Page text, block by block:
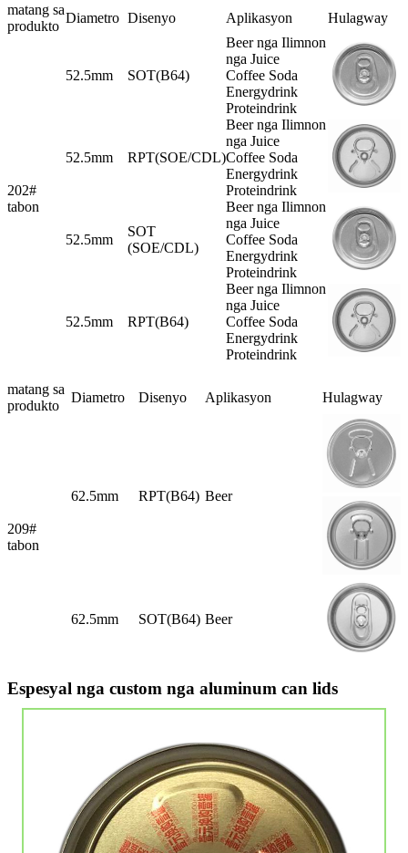
matang sa
produkto
Diametro Disenyo Aplikasyon Hulagway
202#
tabon
52.5mm SOT(B64)
Beer nga Ilimnon
nga Juice
Coffee Soda
Energydrink
Proteindrink
52.5mm RPT(SOE/CDL)
Beer nga Ilimnon
nga Juice
Coffee Soda
Energydrink
Proteindrink
52.5mm
SOT
(SOE/CDL)
Beer nga Ilimnon
nga Juice
Coffee Soda
Energydrink
Proteindrink
52.5mm RPT(B64)
Beer nga Ilimnon
nga Juice
Coffee Soda
Energydrink
Proteindrink
matang sa
produkto
Diametro Disenyo Aplikasyon Hulagway
209#
tabon
62.5mm RPT(B64) Beer
62.5mm SOT(B64) Beer
Espesyal nga custom nga aluminum can lids